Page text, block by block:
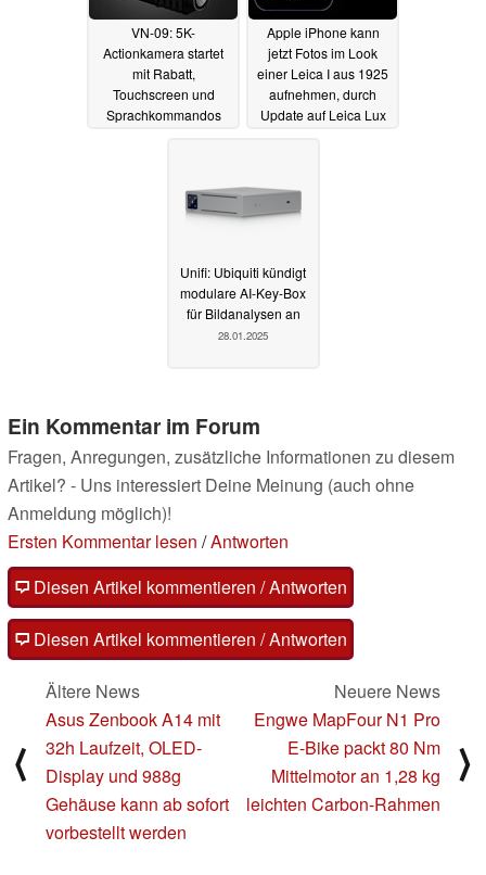
VN-09: 5K-
Actionkamera startet
mit Rabatt,
Touchscreen und
Sprachkommandos
Apple iPhone kann
jetzt Fotos im Look
einer Leica I aus 1925
aufnehmen, durch
Update auf Leica Lux
Unifi: Ubiquiti kündigt
modulare AI-Key-Box
für Bildanalysen an
28.01.2025
Ein Kommentar im Forum
Fragen, Anregungen, zusätzliche Informationen zu diesem
Artikel? - Uns interessiert Deine Meinung (auch ohne
Anmeldung möglich)!
Ersten Kommentar lesen /Antworten
Diesen Artikel kommentieren / Antworten
Diesen Artikel kommentieren / Antworten
⟨
Ältere News
Asus Zenbook A14 mit
32h Laufzeit, OLED-
Display und 988g
Gehäuse kann ab sofort
vorbestellt werden
Neuere News
Engwe MapFour N1 Pro
E-Bike packt 80 Nm
Mittelmotor an 1,28 kg
leichten Carbon-Rahmen
⟩